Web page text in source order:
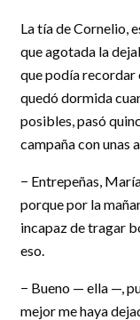
La tía de Cornelio,
que agotada la
que podía recordar
quedó dormida
posibles, pasó
campaña con unas
− Entrepeñas,
porque por la
incapaz de tragar
eso.
− Bueno — ella —,
mejor me haya